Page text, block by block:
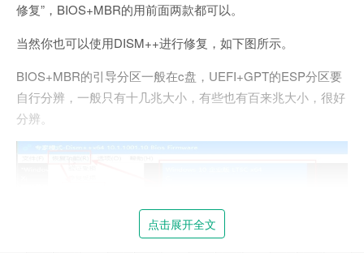
修复”，BIOS+MBR的用前面两款都可以。
当然你也可以使用DISM++进行修复，如下图所示。
BIOS+MBR的引导分区一般在c盘，UEFI+GPT的ESP分区要
自行分辨，一般只有十几兆大小，有些也有百来兆大小，很好
分辨。
点击展开全文